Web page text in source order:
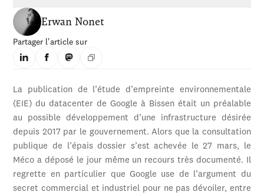
Erwan Nonet
Partager l'article sur
La publication de l’étude d’empreinte environnementale
(EIE) du datacenter de Google à Bissen était un préalable
au possible développement d’une infrastructure désirée
depuis 2017 par le gouvernement. Alors que la consultation
publique de l’épais dossier s’est achevée le 27 mars, le
Méco a déposé le jour même un recours très documenté. Il
regrette en particulier que Google use de l’argument du
secret commercial et industriel pour ne pas dévoiler, entre